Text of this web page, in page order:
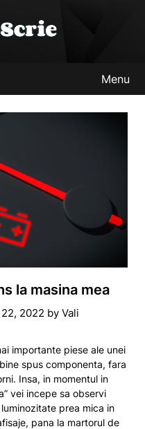
Menu
la masina mea
2022 by Vali
importante piese ale unei
spus componenta, fara
Insa, in momentul in
vei incepe sa observi
prea mica in
pana la martorul de